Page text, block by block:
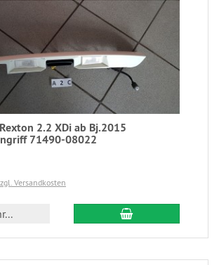
2.2 XDi ab Bj.2015
71490-08022
Versandkosten